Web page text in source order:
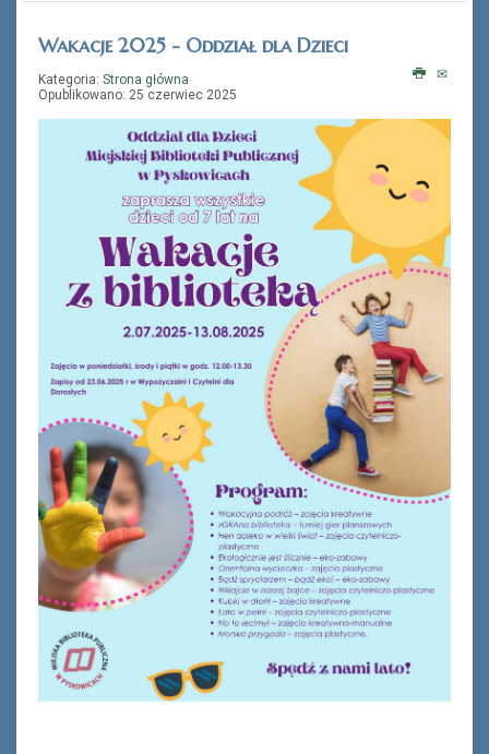
Wakacje 2025 - Oddział dla Dzieci
Kategoria: Strona główna
Opublikowano: 25 czerwiec 2025